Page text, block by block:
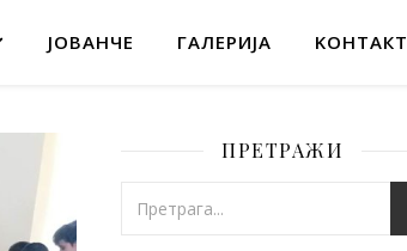
ЈОВАНЧЕ ГАЛЕРИЈА KОНТАКТ
ПРЕТРАЖИ